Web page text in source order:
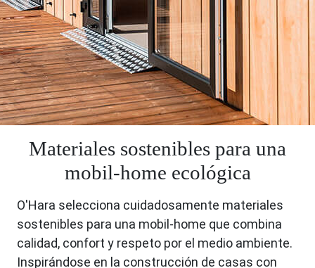
Materiales sostenibles para una
mobil-home ecológica
O'Hara selecciona cuidadosamente materiales
sostenibles para una mobil-home que combina
calidad, confort y respeto por el medio ambiente.
Inspirándose en la construcción de casas con